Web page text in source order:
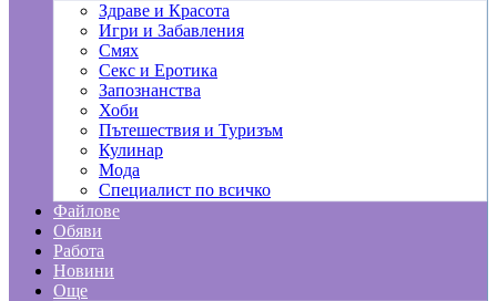
Здраве и Красота
Игри и Забавления
Смях
Секс и Еротика
Запознанства
Хоби
Пътешествия и Туризъм
Кулинар
Мода
Специалист по всичко
Файлове
Обяви
Работа
Новини
Още